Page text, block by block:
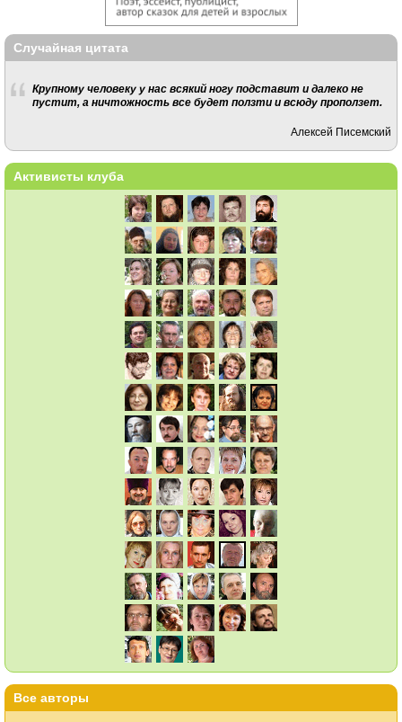
Случайная цитата
Крупному человеку у нас всякий ногу подставит и далеко не
пустит, а ничтожность все будет ползти и всюду проползет.
Алексей Писемский
Активисты клуба
Все авторы